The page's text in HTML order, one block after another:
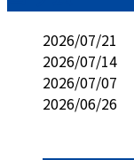
2026/07/21
2026/07/14
2026/07/07
2026/06/26